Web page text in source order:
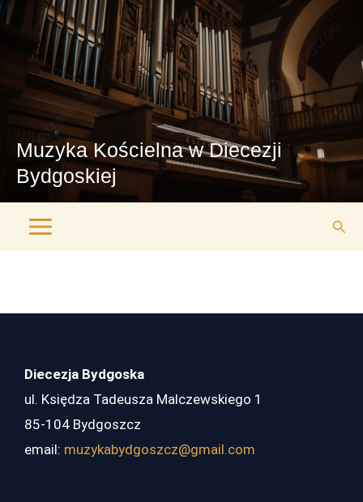
Przejdź
treści
Muzyka Kościelna w Diecezji
Bydgoskiej
Main
Menu
Diecezja Bydgoska
ul. Księdza Tadeusza Malczewskiego 1
85-104 Bydgoszcz
email: muzykabydgoszcz@gmail.com